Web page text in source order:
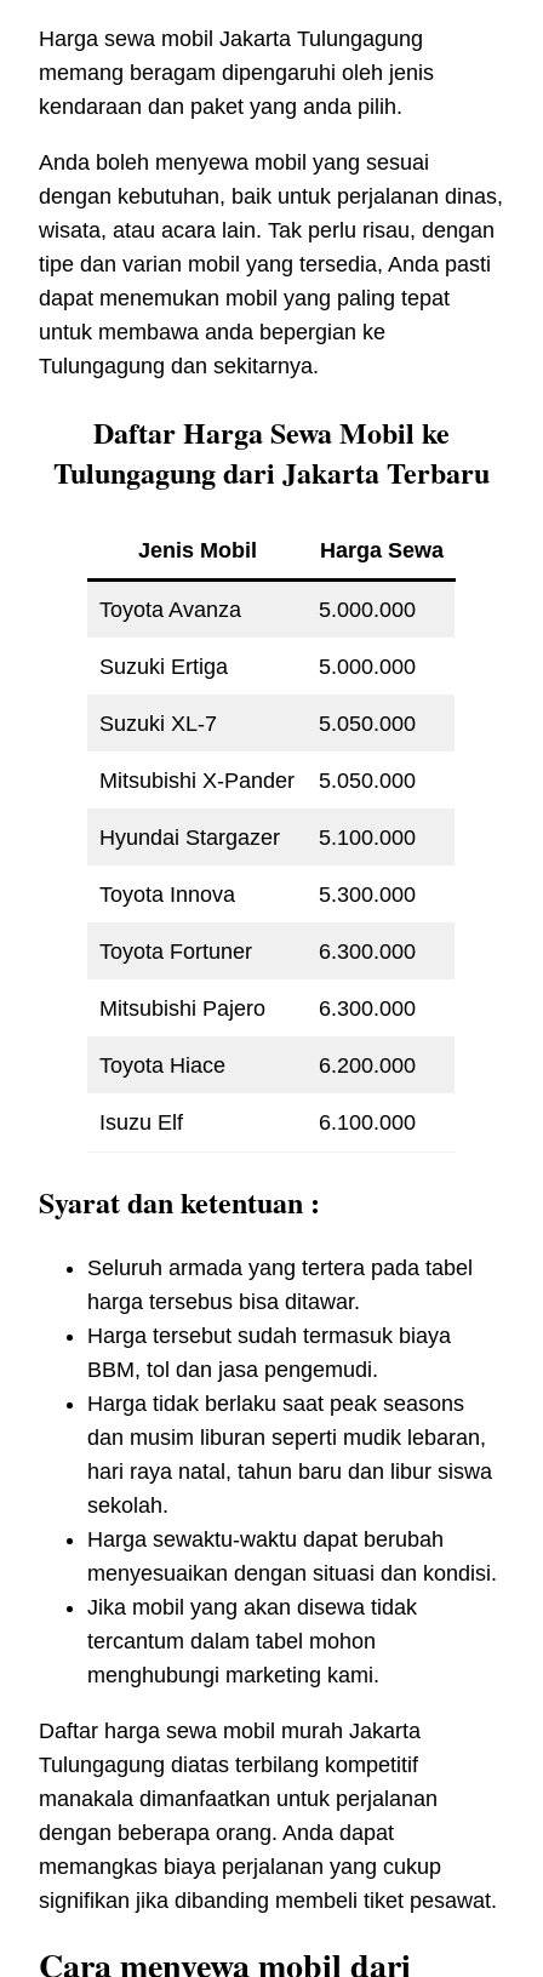
Harga sewa mobil Jakarta Tulungagung
memang beragam dipengaruhi oleh jenis
kendaraan dan paket yang anda pilih.
Anda boleh menyewa mobil yang sesuai
dengan kebutuhan, baik untuk perjalanan dinas,
wisata, atau acara lain. Tak perlu risau, dengan
tipe dan varian mobil yang tersedia, Anda pasti
dapat menemukan mobil yang paling tepat
untuk membawa anda bepergian ke
Tulungagung dan sekitarnya.
Daftar Harga Sewa Mobil ke
Tulungagung dari Jakarta Terbaru
Jenis Mobil Harga Sewa
Toyota Avanza 5.000.000
Suzuki Ertiga 5.000.000
Suzuki XL-7 5.050.000
Mitsubishi X-Pander 5.050.000
Hyundai Stargazer 5.100.000
Toyota Innova 5.300.000
Toyota Fortuner 6.300.000
Mitsubishi Pajero 6.300.000
Toyota Hiace 6.200.000
Isuzu Elf 6.100.000
Syarat dan ketentuan :
Seluruh armada yang tertera pada tabel
harga tersebus bisa ditawar.
Harga tersebut sudah termasuk biaya
BBM, tol dan jasa pengemudi.
Harga tidak berlaku saat peak seasons
dan musim liburan seperti mudik lebaran,
hari raya natal, tahun baru dan libur siswa
sekolah.
Harga sewaktu-waktu dapat berubah
menyesuaikan dengan situasi dan kondisi.
Jika mobil yang akan disewa tidak
tercantum dalam tabel mohon
menghubungi marketing kami.
Daftar harga sewa mobil murah Jakarta
Tulungagung diatas terbilang kompetitif
manakala dimanfaatkan untuk perjalanan
dengan beberapa orang. Anda dapat
memangkas biaya perjalanan yang cukup
signifikan jika dibanding membeli tiket pesawat.
Cara menyewa mobil dari